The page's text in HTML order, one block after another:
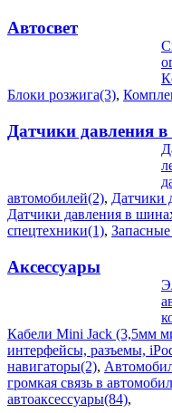
Автосвет
Блоки розжига(3),
Датчики давления
автомобилей(2), Датчики
Датчики давления в
спецтехники(1),
Аксессуары
Кабели Mini Jack (3,5мм
интерфейсы, разъемы,
навигаторы(2),
громкая связь в
автоаксессуары(84),